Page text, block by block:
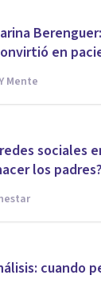
en
Mente
sociales
los padres?
cuando